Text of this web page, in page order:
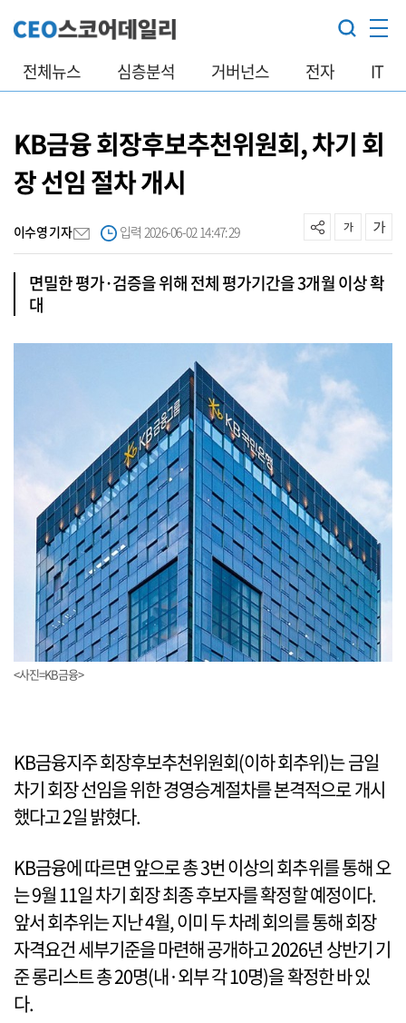
전체뉴스 심층분석 거버넌스 전자 IT
KB금융 회장후보추천위원회, 차기 회
장 선임 절차 개시
이수영 기자 입력 2026-06-02 14:47:29
면밀한 평가·검증을 위해 전체 평가기간을 3개월 이상 확
대
<사진=KB금융>
KB금융지주 회장후보추천위원회(이하 회추위)는 금일
차기 회장 선임을 위한 경영승계절차를 본격적으로 개시
했다고 2일 밝혔다.
KB금융에 따르면 앞으로 총 3번 이상의 회추위를 통해 오
는 9월 11일 차기 회장 최종 후보자를 확정할 예정이다.
앞서 회추위는 지난 4월, 이미 두 차례 회의를 통해 회장
자격요건 세부기준을 마련해 공개하고 2026년 상반기 기
준 롱리스트 총 20명(내·외부 각 10명)을 확정한 바 있
다.